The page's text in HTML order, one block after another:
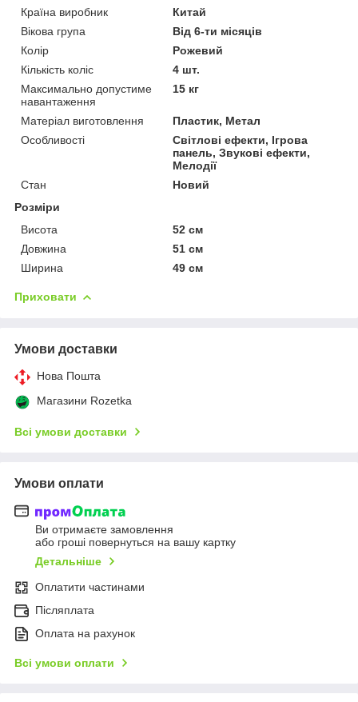
Країна виробник
Китай
Вікова група
Від 6-ти місяців
Колір
Рожевий
Кількість коліс
4 шт.
Максимально допустиме
навантаження
15 кг
Матеріал виготовлення
Пластик, Метал
Особливості
Світлові ефекти, Ігрова
панель, Звукові ефекти,
Мелодії
Стан
Новий
Розміри
Висота
52 см
Довжина
51 см
Ширина
49 см
Приховати
Умови доставки
Нова Пошта
Магазини Rozetka
Всі умови доставки
Умови оплати
Ви отримаєте замовлення
або гроші повернуться на вашу картку
Детальніше
Оплатити частинами
Післяплата
Оплата на рахунок
Всі умови оплати